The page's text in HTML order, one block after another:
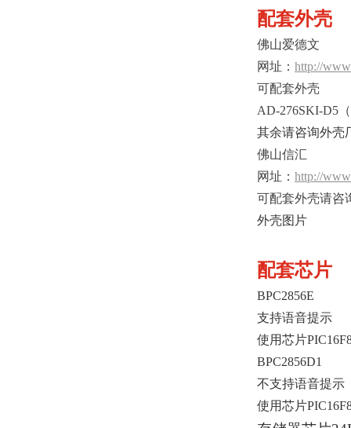
配套外壳
佛山爱德文
网址： http://
可配套外壳
AD-276SKI-D5
其余请咨询外壳
佛山信汇
网址： http://
可配套外壳请咨
外壳图片
配套芯片
BPC2856E
支持语音提示
使用芯片
BPC2856D1
不支持语音提示
使用芯片